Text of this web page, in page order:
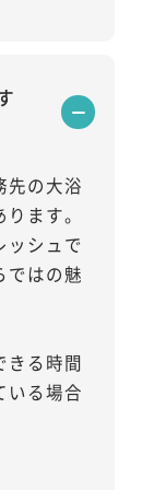
先の大浴
ます。
ッシュで
ではの魅
きる時間
いる場合